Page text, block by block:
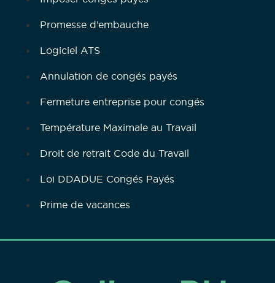
Promesse d’embauche
Logiciel ATS
Annulation de congés payés
Fermeture entreprise pour congés
Température Maximale au Travail
Droit de retrait Code du Travail
Loi DDADUE Congés Payés
Prime de vacances